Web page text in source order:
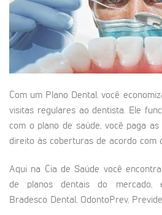
Com um Plano Dental, você
visitas regulares ao dentista. Ele
com o plano de saúde, você paga
direito às coberturas de acordo com
Aqui na Cia de Saúde você
de planos dentais do mercado,
Bradesco Dental, OdontoPrev,